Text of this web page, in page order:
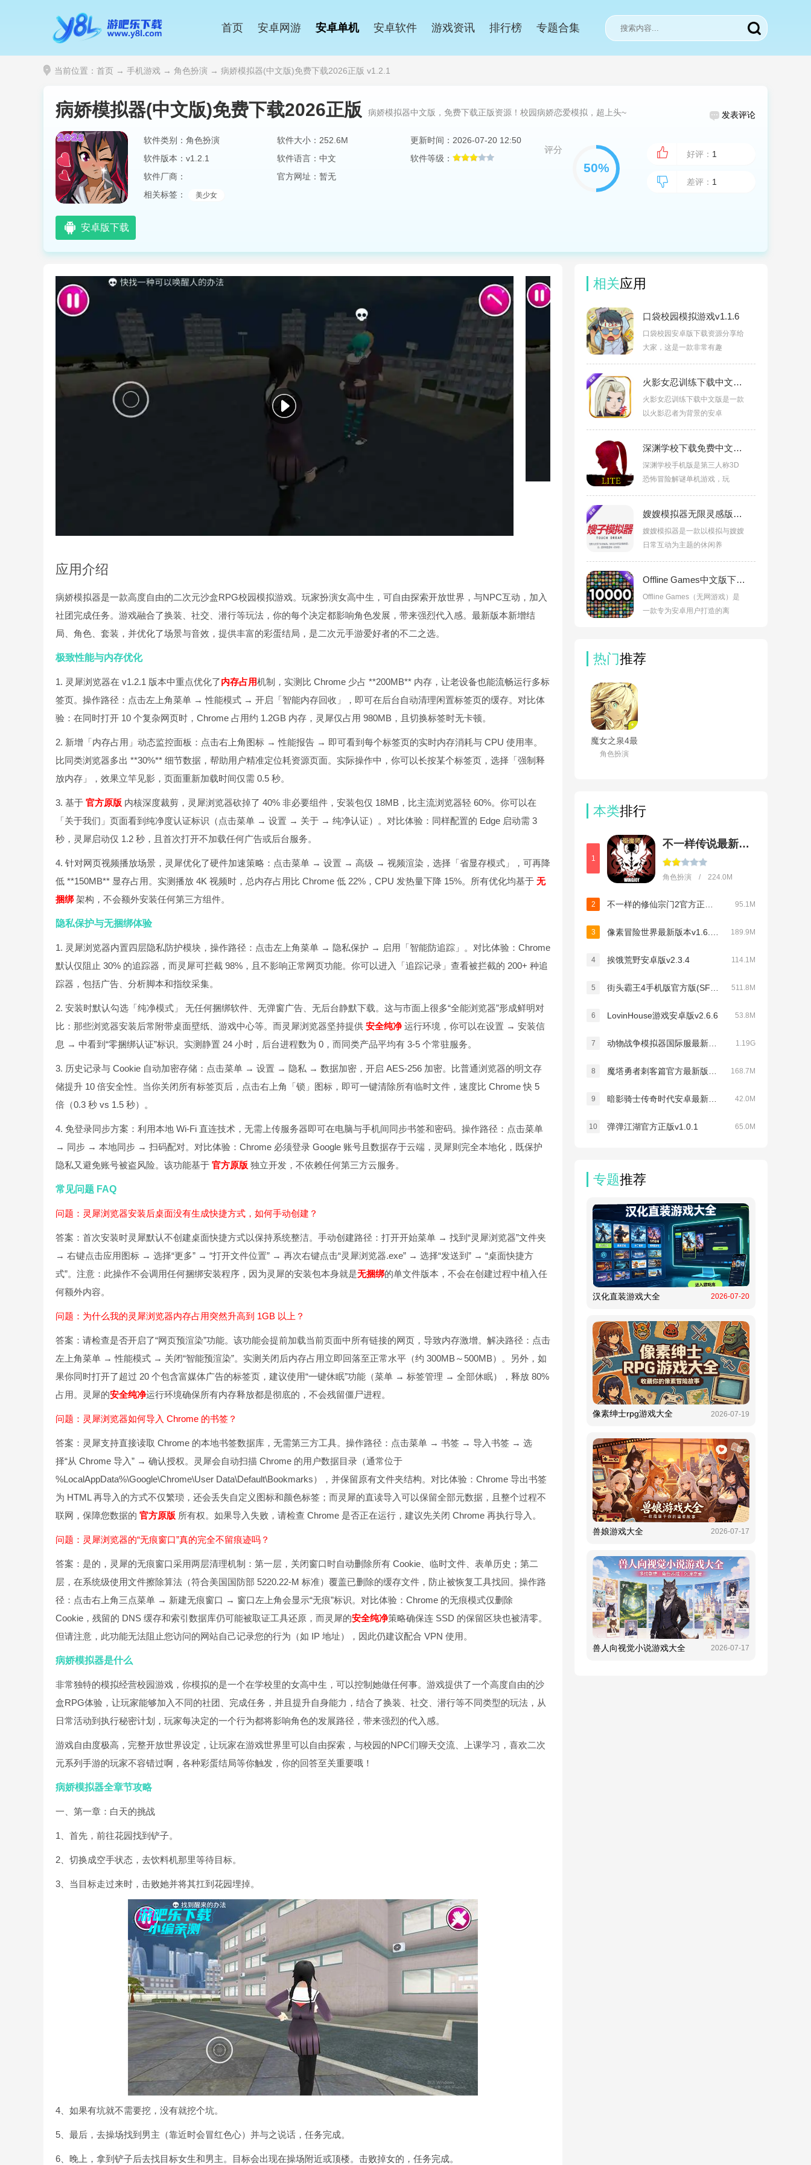
首页 安卓网游 安卓单机 安卓软件 游戏资讯 排行榜 专题合集
当前位置： 首页 → 手机游戏 → 角色扮演 → 病娇模拟器(中文版)免费下载2026正版 v1.2.1
病娇模拟器(中文版)免费下载2026正版 病娇模拟器中文版，免费下载正版资源！校园病娇恋爱模拟，超上头~ 发表评论
软件类别：角色扮演 软件大小：252.6M
更新时间：2026-07-20 12:50
软件版本：v1.2.1
软件语言：中文
软件等级：
软件厂商：
官方网址：暂无
相关标签：
美少女
评分 好评： 1
差评： 1
安卓版下载
应用介绍
病娇模拟器是一款高度自由的二次元沙盒RPG校园模拟游戏。玩家扮演女高中生，可自由探索开放世界，与NPC互动，加入
社团完成任务。游戏融合了换装、社交、潜行等玩法，你的每个决定都影响角色发展，带来强烈代入感。最新版本新增结
局、角色、套装，并优化了场景与音效，提供丰富的彩蛋结局，是二次元手游爱好者的不二之选。
极致性能与内存优化
1. 灵犀浏览器在 v1.2.1 版本中重点优化了内存占用机制，实测比 Chrome 少占 **200MB** 内存，让老设备也能流畅运行多标
签页。操作路径：点击左上角菜单 → 性能模式 → 开启「智能内存回收」，即可在后台自动清理闲置标签页的缓存。对比体
验：在同时打开 10 个复杂网页时，Chrome 占用约 1.2GB 内存，灵犀仅占用 980MB，且切换标签时无卡顿。
2. 新增「内存占用」动态监控面板：点击右上角图标 → 性能报告 → 即可看到每个标签页的实时内存消耗与 CPU 使用率。
比同类浏览器多出 **30%** 细节数据，帮助用户精准定位耗资源页面。实际操作中，你可以长按某个标签页，选择「强制释
放内存」，效果立竿见影，页面重新加载时间仅需 0.5 秒。
3. 基于 官方原版 内核深度裁剪，灵犀浏览器砍掉了 40% 非必要组件，安装包仅 18MB，比主流浏览器轻 60%。你可以在
「关于我们」页面看到纯净度认证标识（点击菜单 → 设置 → 关于 → 纯净认证）。对比体验：同样配置的 Edge 启动需 3
秒，灵犀启动仅 1.2 秒，且首次打开不加载任何广告或后台服务。
4. 针对网页视频播放场景，灵犀优化了硬件加速策略：点击菜单 → 设置 → 高级 → 视频渲染，选择「省显存模式」，可再降
低 **150MB** 显存占用。实测播放 4K 视频时，总内存占用比 Chrome 低 22%，CPU 发热量下降 15%。所有优化均基于 无
捆绑 架构，不会额外安装任何第三方组件。
隐私保护与无捆绑体验
1. 灵犀浏览器内置四层隐私防护模块，操作路径：点击左上角菜单 → 隐私保护 → 启用「智能防追踪」。对比体验：Chrome
默认仅阻止 30% 的追踪器，而灵犀可拦截 98%，且不影响正常网页功能。你可以进入「追踪记录」查看被拦截的 200+ 种追
踪器，包括广告、分析脚本和指纹采集。
2. 安装时默认勾选「纯净模式」 无任何捆绑软件、无弹窗广告、无后台静默下载。这与市面上很多“全能浏览器”形成鲜明对
比：那些浏览器安装后常附带桌面壁纸、游戏中心等。而灵犀浏览器坚持提供 安全纯净运行环境，你可以在设置 → 安装信
息 → 中看到“零捆绑认证”标识。实测静置 24 小时，后台进程数为 0，而同类产品平均有 3-5 个常驻服务。
3. 历史记录与 Cookie 自动加密存储：点击菜单 → 设置 → 隐私 → 数据加密，开启 AES-256 加密。比普通浏览器的明文存
储提升 10 倍安全性。当你关闭所有标签页后，点击右上角「锁」图标，即可一键清除所有临时文件，速度比 Chrome 快 5
倍（0.3 秒 vs 1.5 秒）。
4. 免登录同步方案：利用本地 Wi-Fi 直连技术，无需上传服务器即可在电脑与手机间同步书签和密码。操作路径：点击菜单
→ 同步 → 本地同步 → 扫码配对。对比体验：Chrome 必须登录 Google 账号且数据存于云端，灵犀则完全本地化，既保护
隐私又避免账号被盗风险。该功能基于 官方原版 独立开发，不依赖任何第三方云服务。
常见问题 FAQ
问题：灵犀浏览器安装后桌面没有生成快捷方式，如何手动创建？
答案：首次安装时灵犀默认不创建桌面快捷方式以保持系统整洁。手动创建路径：打开开始菜单 → 找到“灵犀浏览器”文件夹
→ 右键点击应用图标 → 选择“更多” → “打开文件位置” → 再次右键点击“灵犀浏览器.exe” → 选择“发送到” → “桌面快捷方
式”。注意：此操作不会调用任何捆绑安装程序，因为灵犀的安装包本身就是无捆绑的单文件版本，不会在创建过程中植入任
何额外内容。
问题：为什么我的灵犀浏览器内存占用突然升高到 1GB 以上？
答案：请检查是否开启了“网页预渲染”功能。该功能会提前加载当前页面中所有链接的网页，导致内存激增。解决路径：点击
左上角菜单 → 性能模式 → 关闭“智能预渲染”。实测关闭后内存占用立即回落至正常水平（约 300MB～500MB）。另外，如
果你同时打开了超过 20 个包含富媒体广告的标签页，建议使用“一键休眠”功能（菜单 → 标签管理 → 全部休眠），释放 80%
占用。灵犀的安全纯净运行环境确保所有内存释放都是彻底的，不会残留僵尸进程。
问题：灵犀浏览器如何导入 Chrome 的书签？
答案：灵犀支持直接读取 Chrome 的本地书签数据库，无需第三方工具。操作路径：点击菜单 → 书签 → 导入书签 → 选
择“从 Chrome 导入” → 确认授权。灵犀会自动扫描 Chrome 的用户数据目录（通常位于
%LocalAppData%\Google\Chrome\User Data\Default\Bookmarks），并保留原有文件夹结构。对比体验：Chrome 导出书签
为 HTML 再导入的方式不仅繁琐，还会丢失自定义图标和颜色标签；而灵犀的直读导入可以保留全部元数据，且整个过程不
联网，保障您数据的 官方原版 所有权。如果导入失败，请检查 Chrome 是否正在运行，建议先关闭 Chrome 再执行导入。
问题：灵犀浏览器的“无痕窗口”真的完全不留痕迹吗？
答案：是的，灵犀的无痕窗口采用两层清理机制：第一层，关闭窗口时自动删除所有 Cookie、临时文件、表单历史；第二
层，在系统级使用文件擦除算法（符合美国国防部 5220.22-M 标准）覆盖已删除的缓存文件，防止被恢复工具找回。操作路
径：点击右上角三点菜单 → 新建无痕窗口 → 窗口左上角会显示“无痕”标识。对比体验：Chrome 的无痕模式仅删除
Cookie，残留的 DNS 缓存和索引数据库仍可能被取证工具还原，而灵犀的安全纯净策略确保连 SSD 的保留区块也被清零。
但请注意，此功能无法阻止您访问的网站自己记录您的行为（如 IP 地址），因此仍建议配合 VPN 使用。
病娇模拟器是什么
非常独特的模拟经营校园游戏，你模拟的是一个在学校里的女高中生，可以控制她做任何事。游戏提供了一个高度自由的沙
盒RPG体验，让玩家能够加入不同的社团、完成任务，并且提升自身能力，结合了换装、社交、潜行等不同类型的玩法，从
日常活动到执行秘密计划，玩家每决定的一个行为都将影响角色的发展路径，带来强烈的代入感。
游戏自由度极高，完整开放世界设定，让玩家在游戏世界里可以自由探索，与校园的NPC们聊天交流、上课学习，喜欢二次
元系列手游的玩家不容错过啊，各种彩蛋结局等你触发，你的回答至关重要哦！
病娇模拟器全章节攻略
一、第一章：白天的挑战
1、首先，前往花园找到铲子。
2、切换成空手状态，去饮料机那里等待目标。
3、当目标走过来时，击败她并将其扛到花园埋掉。
4、如果有坑就不需要挖，没有就挖个坑。
5、最后，去操场找到男主（靠近时会冒红色心）并与之说话，任务完成。
6、晚上，拿到铲子后去找目标女生和男主。目标会出现在操场附近或顶楼。击败掉女的，任务完成。
相关应用
口袋校园模拟游戏v1.1.6
口袋校园安卓版下载资源分享给
大家，这是一款非常有趣
火影女忍训练下载中文版v0.7.4 安卓版
火影女忍训练下载中文版是一款
以火影忍者为背景的安卓
深渊学校下载免费中文版v2.10.2
深渊学校手机版是第三人称3D
恐怖冒险解谜单机游戏，玩
嫂嫂模拟器无限灵感版下载安装v1.0安卓版
嫂嫂模拟器是一款以模拟与嫂嫂
日常互动为主题的休闲养
Offline Games中文版下载v3.12.3纯净版
Offline Games（无网游戏）是
一款专为安卓用户打造的离
热门推荐
魔女之泉4最
新版v1.0免
费版
角色扮演
本类排行
1
不一样传说最新版本
角色扮演 / 224.0M
2 95.1M
3 189.9M
4 挨饿荒野安卓版v2.3.4 114.1M
5 511.8M
6 LovinHouse游戏安卓版v2.6.6 53.8M
7 1.19G
8 168.7M
9 42.0M
10 弹弹江湖官方正版v1.0.1 65.0M
专题推荐
汉化直装游戏大全 2026-07-20
像素绅士rpg游戏大全 2026-07-19
兽娘游戏大全 2026-07-17
兽人向视觉小说游戏大全 2026-07-17